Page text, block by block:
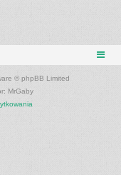
© phpBB Limited
MrGaby